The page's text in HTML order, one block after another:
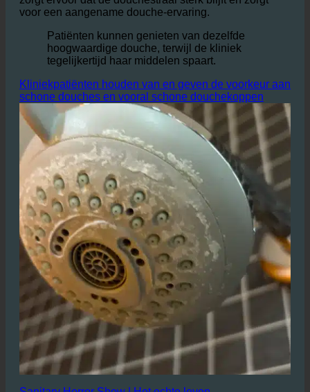
patiënten comfort hoeven op te offeren. Het
geoptimaliseerde water-luchtmengsel in de ecoturbino
zorgt ervoor dat de douchestraal sterk blijft en zorgt
voor een aangename douche-ervaring.
Patiënten kunnen genieten van dezelfde
hoogwaardige douche, terwijl de kliniek
tegelijkertijd haar middelen spaart.
Kliniekpatiënten houden van en geven de voorkeur aan
schone douches en vooral schone douchekoppen